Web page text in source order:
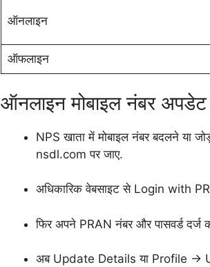
ऑनलाइन
ऑफलाइन
ऑनलाइन मोबाइल नंबर
NPS खाता में मोबाइल नंबर बदलने या
nsdl.com पर जाए.
अधिकारिक वेबसाइट से Login with
फिर अपने PRAN नंबर और पासवर्ड दर्ज
अब Update Details या Profile →